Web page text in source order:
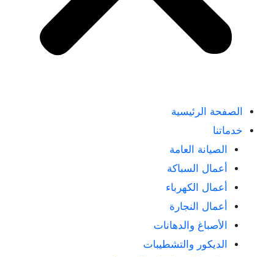
الصفحة الرئيسية
خدماتنا
الصيانة العامة
أعمال السباكة
أعمال الكهرباء
أعمال النجارة
الأصباغ والدهانات
الديكور والتشطيبات